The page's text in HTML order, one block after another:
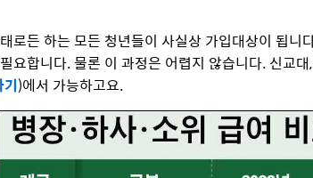
로든 하는 모든 청년들이 사실상 가입대상이 됩
요합니다. 물론 이 과정은 어렵지 않습니다. 신교
)에서 가능하고요.